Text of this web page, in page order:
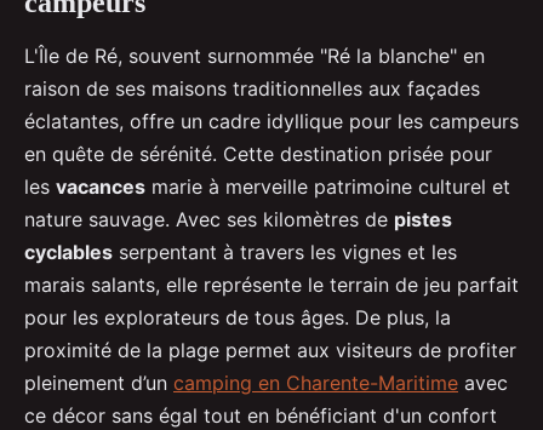
L'Île de Ré, souvent surnommée "Ré la blanche" en
raison de ses maisons traditionnelles aux façades
éclatantes, offre un cadre idyllique pour les campeurs
en quête de sérénité. Cette destination prisée pour
les vacances marie à merveille patrimoine culturel et
nature sauvage. Avec ses kilomètres de pistes
cyclables serpentant à travers les vignes et les
marais salants, elle représente le terrain de jeu parfait
pour les explorateurs de tous âges. De plus, la
proximité de la plage permet aux visiteurs de profiter
pleinement d’un camping en Charente-Maritime avec
ce décor sans égal tout en bénéficiant d'un confort